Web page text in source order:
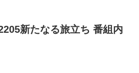
新たなる旅立ち 番組内